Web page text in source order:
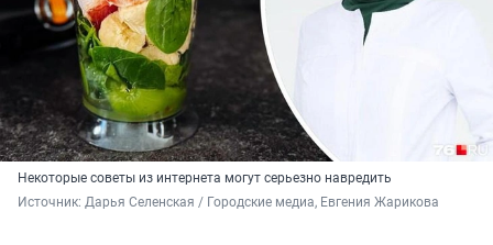
Некоторые советы из интернета могут серьезно навредить
Источник: Дарья Селенская / Городские медиа, Евгения Жарикова